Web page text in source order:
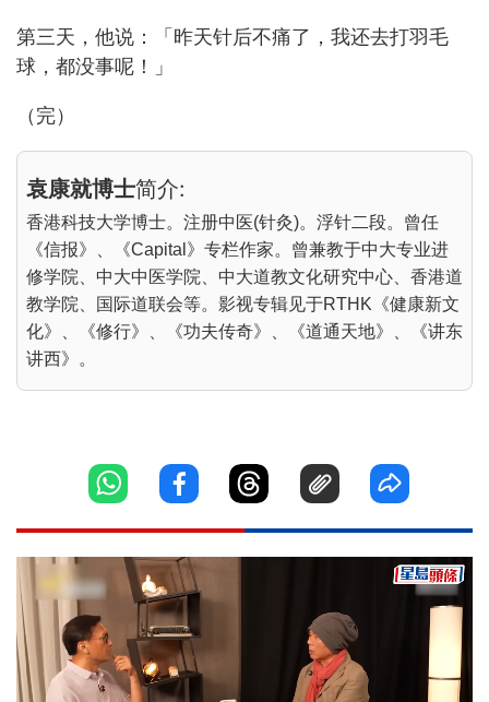
第三天，他说：「昨天针后不痛了，我还去打羽毛
球，都没事呢！」
（完）
袁康就博士简介:
香港科技大学博士。注册中医(针灸)。浮针二段。曾任
《信报》、《Capital》专栏作家。曾兼教于中大专业进
修学院、中大中医学院、中大道教文化研究中心、香港道
教学院、国际道联会等。影视专辑见于RTHK《健康新文
化》、《修行》、《功夫传奇》、《道通天地》、《讲东
讲西》。